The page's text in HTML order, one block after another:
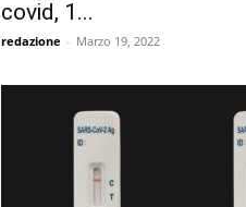
covid, 1...
redazione - Marzo 19, 2022